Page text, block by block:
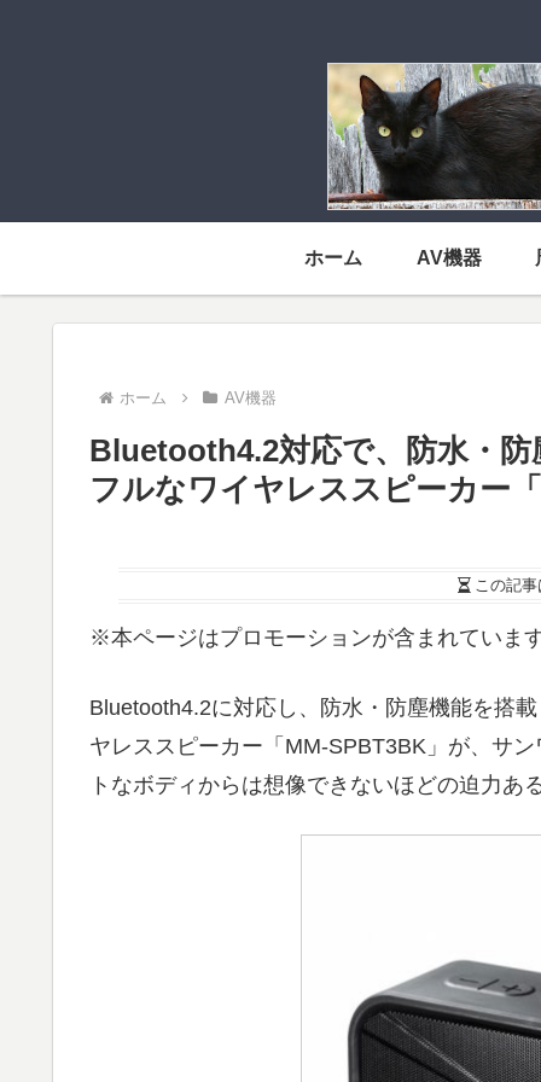
ホーム AV機器
ホーム AV機器
Bluetooth4.2対応で、防水・
フルなワイヤレススピーカー
この記事
※本ページはプロモーションが含まれていま
Bluetooth4.2に対応し、防水・防塵機能を搭
ヤレススピーカー「MM-SPBT3BK」が、サ
トなボディからは想像できないほどの迫力あ